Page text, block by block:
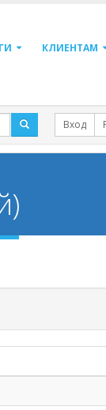
КЛИЕНТАМ
Вход